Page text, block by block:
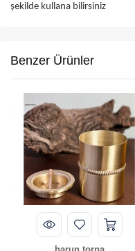
şekilde kullana bilirsiniz
Benzer Ürünler